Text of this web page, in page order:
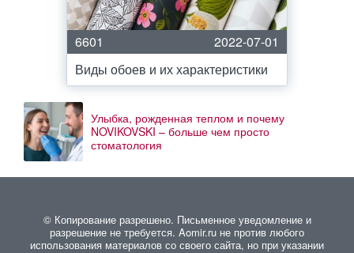
6601
2022-07-01
Виды обоев и их характеристики
Улыбка, рожденная теплом и почему
NOVIKOVSKI – больше чем просто
стоматология
© Копирование разрешено. Письменное уведомление и
разрешение не требуется. Aomir.ru не против любого
использования материалов со своего сайта, но при указании